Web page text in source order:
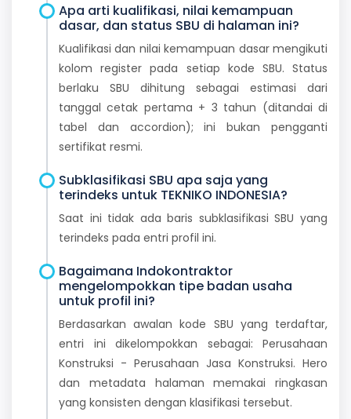
Apa arti kualifikasi, nilai kemampuan
dasar, dan status SBU di halaman ini?
Kualifikasi dan nilai kemampuan dasar mengikuti
kolom register pada setiap kode SBU. Status
berlaku SBU dihitung sebagai estimasi dari
tanggal cetak pertama + 3 tahun (ditandai di
tabel dan accordion); ini bukan pengganti
sertifikat resmi.
Subklasifikasi SBU apa saja yang
terindeks untuk TEKNIKO INDONESIA?
Saat ini tidak ada baris subklasifikasi SBU yang
terindeks pada entri profil ini.
Bagaimana Indokontraktor
mengelompokkan tipe badan usaha
untuk profil ini?
Berdasarkan awalan kode SBU yang terdaftar,
entri ini dikelompokkan sebagai: Perusahaan
Konstruksi - Perusahaan Jasa Konstruksi. Hero
dan metadata halaman memakai ringkasan
yang konsisten dengan klasifikasi tersebut.